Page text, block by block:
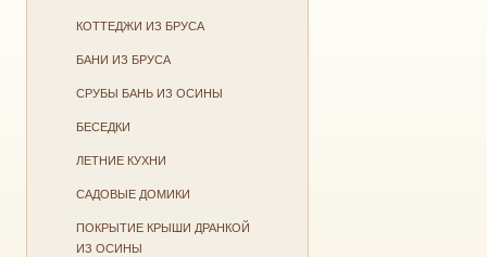
КОТТЕДЖИ ИЗ БРУСА
БАНИ ИЗ БРУСА
СРУБЫ БАНЬ ИЗ ОСИНЫ
БЕСЕДКИ
ЛЕТНИЕ КУХНИ
САДОВЫЕ ДОМИКИ
ПОКРЫТИЕ КРЫШИ ДРАНКОЙ
ИЗ ОСИНЫ